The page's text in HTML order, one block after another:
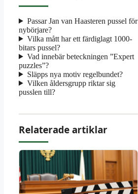
Passar Jan van Haasteren pussel för
nybörjare?
Vilka mått har ett färdiglagt 1000-
bitars pussel?
Vad innebär beteckningen ”Expert
puzzles”?
Släpps nya motiv regelbundet?
Vilken åldersgrupp riktar sig
pusslen till?
Relaterade artiklar